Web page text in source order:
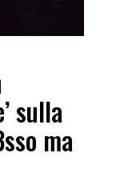
sulla
ma